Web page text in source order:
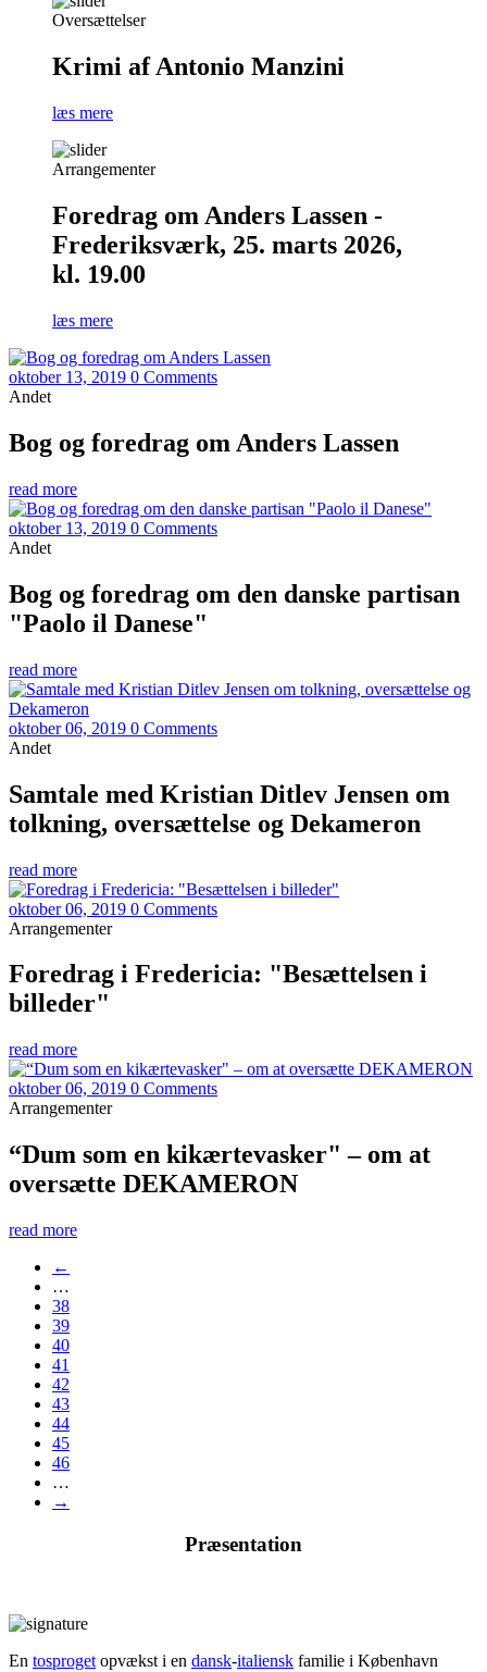
Oversættelser
Krimi af Antonio Manzini
læs mere
Arrangementer
Foredrag om Anders Lassen -
Frederiksværk, 25. marts 2026,
kl. 19.00
læs mere
oktober 13, 2019 0 Comments
Andet
Bog og foredrag om Anders Lassen
read more
oktober 13, 2019 0 Comments
Andet
Bog og foredrag om den danske partisan
"Paolo il Danese"
read more
oktober 06, 2019 0 Comments
Andet
Samtale med Kristian Ditlev Jensen om
tolkning, oversættelse og Dekameron
read more
oktober 06, 2019 0 Comments
Arrangementer
Foredrag i Fredericia: "Besættelsen i
billeder"
read more
oktober 06, 2019 0 Comments
Arrangementer
“Dum som en kikærtevasker" – om at
oversætte DEKAMERON
read more
←
…
38
39
40
41
42
43
44
45
46
…
→
Præsentation
En tosproget opvækst i en dansk-italiensk familie i København